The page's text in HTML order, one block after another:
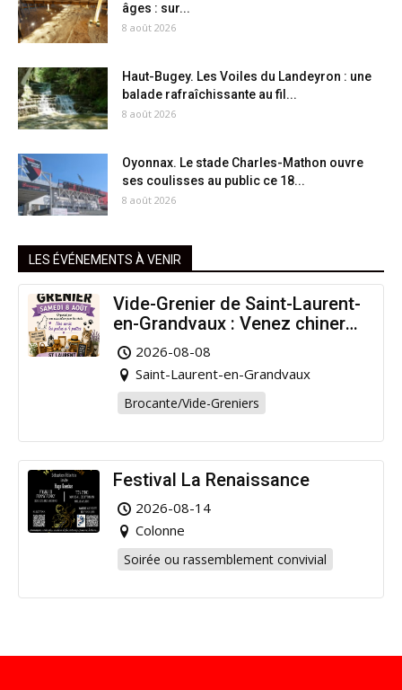
âges : sur...
8 août 2026
Haut-Bugey. Les Voiles du Landeyron : une
balade rafraîchissante au fil...
8 août 2026
Oyonnax. Le stade Charles-Mathon ouvre
ses coulisses au public ce 18...
8 août 2026
LES ÉVÉNEMENTS À VENIR
Vide-Grenier de Saint-Laurent-
en-Grandvaux : Venez chiner
pour la bonne cause !
2026-08-08
Saint-Laurent-en-Grandvaux
Brocante/Vide-Greniers
Festival La Renaissance
2026-08-14
Colonne
Soirée ou rassemblement convivial